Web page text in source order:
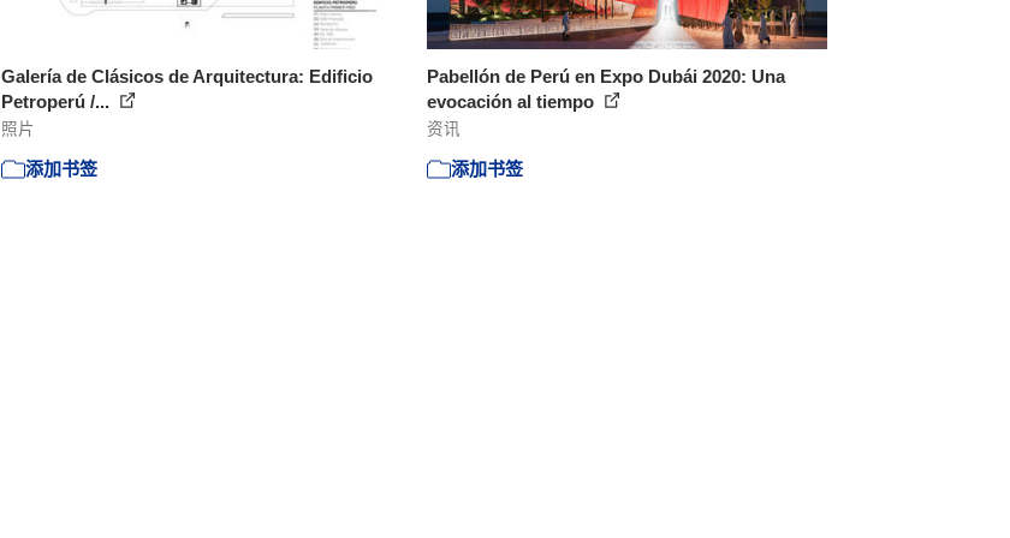
Galería de Clásicos de Arquitectura: Edificio
Petroperú /...
照片
添加书签
Pabellón de Perú en Expo Dubái 2020: Una
evocación al tiempo
资讯
添加书签